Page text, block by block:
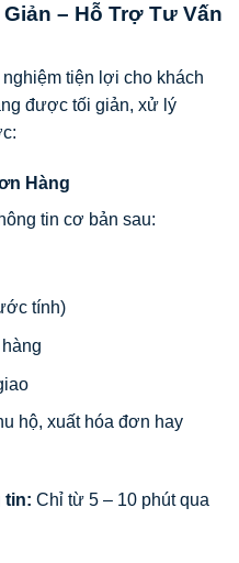
– Hỗ Trợ Tư Vấn
tiện lợi cho khách
được tối giản, xử lý
Hàng
tin cơ bản sau:
tính)
hộ, xuất hóa đơn hay
tin: Chỉ từ 5 – 10 phút qua